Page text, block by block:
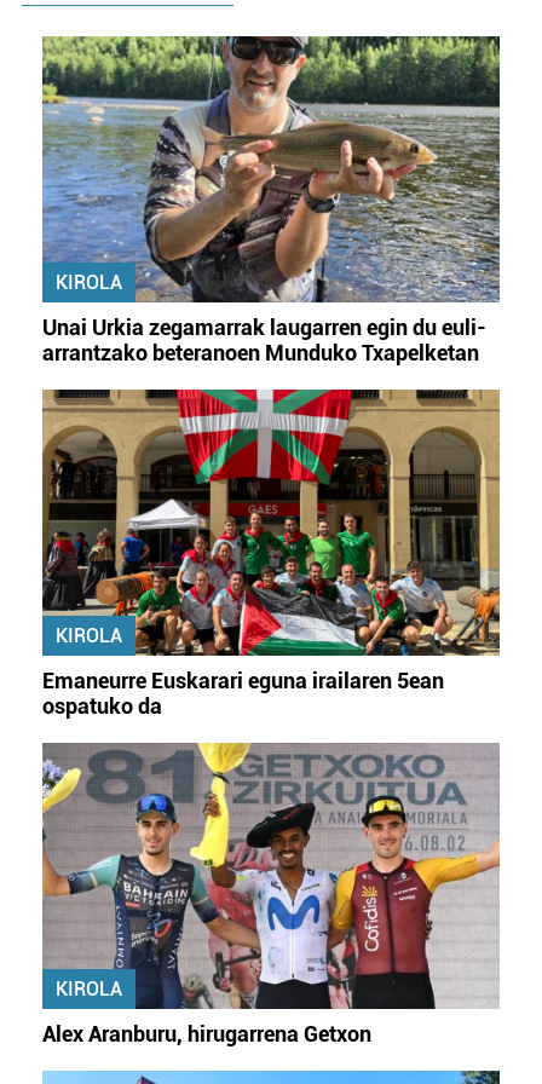
fitxategiak erabiltzen ditu. Zure esperientzia eta
zerbitzuak hobetzeko asmoz, cookie teknologiaz
baliatzen gara. Ohar hau onartuz gero, teknologia hori
erabiltzeko baimen esplizitua ematen diguzu.Gehiago
irakurri
KIROLA
Unai Urkia zegamarrak laugarren egin du euli-
arrantzako beteranoen Munduko Txapelketan
KIROLA
Emaneurre Euskarari eguna irailaren 5ean
ospatuko da
KIROLA
Alex Aranburu, hirugarrena Getxon